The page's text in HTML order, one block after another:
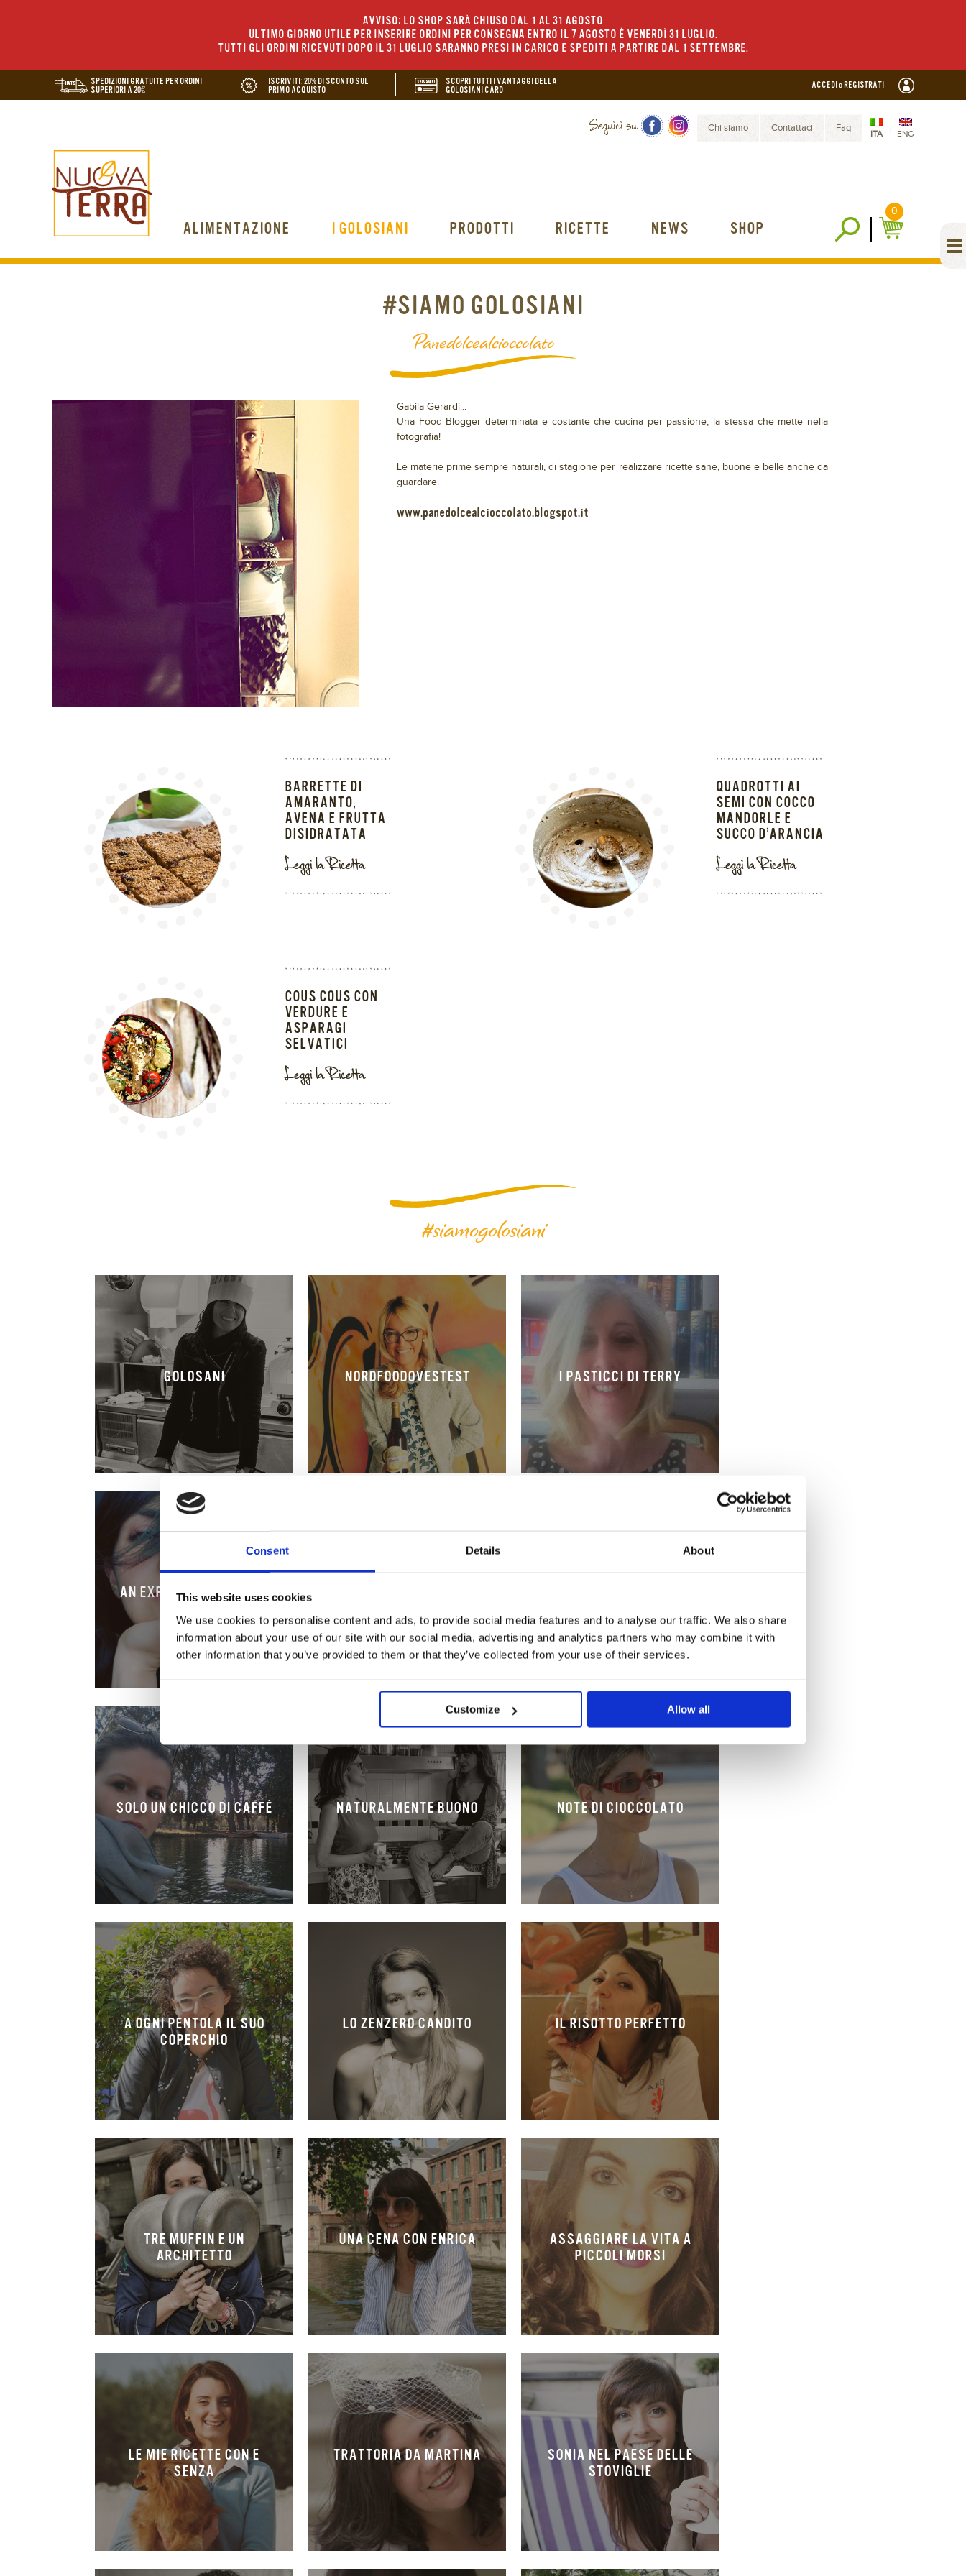
Consent Details About
This website uses cookies
We use cookies to personalise content and ads, to provide social media features and to analyse our traffic. We also share
information about your use of our site with our social media, advertising and analytics partners who may combine it with
other information that you’ve provided to them or that they’ve collected from your use of their services.
Customize Allow all
AVVISO: LO SHOP SARÀ CHIUSO DAL 1 AL 31 AGOSTO
ULTIMO GIORNO UTILE PER INSERIRE ORDINI PER CONSEGNA ENTRO IL 7 AGOSTO È VENERDÌ 31 LUGLIO.
TUTTI GLI ORDINI RICEVUTI DOPO IL 31 LUGLIO SARANNO PRESI IN CARICO E SPEDITI A PARTIRE DAL 1 SETTEMBRE.
SPEDIZIONI GRATUITE PER ORDINI
SUPERIORI A 20€
ISCRIVITI: 20% DI SCONTO SUL
PRIMO ACQUISTO
SCOPRI TUTTI I VANTAGGI DELLA
GOLOSIANI CARD
ACCEDI o REGISTRATI
ITA | ENG
Chi siamo Contattaci Faq
ALIMENTAZIONE I GOLOSIANI PRODOTTI RICETTE NEWS SHOP
0
#SIAMO GOLOSIANI
Panedolcealcioccolato
Gabila Gerardi...
Una Food Blogger determinata e costante che cucina per passione, la stessa che mette nella
fotografia!
Le materie prime sempre naturali, di stagione per realizzare ricette sane, buone e belle anche da
guardare.
www.panedolcealcioccolato.blogspot.it
BARRETTE DI
AMARANTO,
AVENA E FRUTTA
DISIDRATATA
Leggi la Ricetta
QUADROTTI AI
SEMI CON COCCO
MANDORLE E
SUCCO D’ARANCIA
Leggi la Ricetta
COUS COUS CON
VERDURE E
ASPARAGI
SELVATICI
Leggi la Ricetta
#siamogolosiani
GOLOSANI NORDFOODOVESTEST I PASTICCI DI TERRY
AN EXPERIMENTAL COOK
SOLO UN CHICCO DI CAFFÈ NATURALMENTE BUONO NOTE DI CIOCCOLATO
A OGNI PENTOLA IL SUO
COPERCHIO
LO ZENZERO CANDITO IL RISOTTO PERFETTO
TRE MUFFIN E UN
ARCHITETTO
UNA CENA CON ENRICA
ASSAGGIARE LA VITA A
PICCOLI MORSI
LE MIE RICETTE CON E
SENZA
TRATTORIA DA MARTINA
SONIA NEL PAESE DELLE
STOVIGLIE